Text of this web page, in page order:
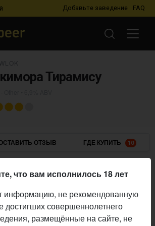
Добавьте заведение FAQ
Тирамису
ОТЗЫВ ГДЕ КУПИТЬ 10
Brewlok
6,9%
16.04.2026
что вам исполнилось 18 лет
информацию, не рекомендованную
достигших совершеннолетнего
размещённые на сайте, не